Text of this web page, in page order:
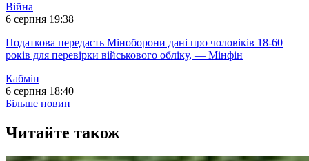
Війна
6 серпня 19:38
Податкова передасть Міноборони дані про чоловіків 18-60
років для перевірки військового обліку, — Мінфін
Кабмін
6 серпня 18:40
Більше новин
Читайте також